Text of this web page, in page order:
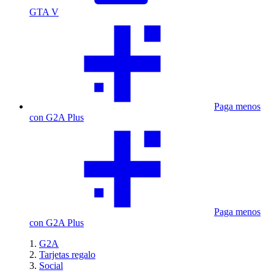
GTA V
Paga menos
con G2A Plus
Paga menos
con G2A Plus
G2A
Tarjetas regalo
Social